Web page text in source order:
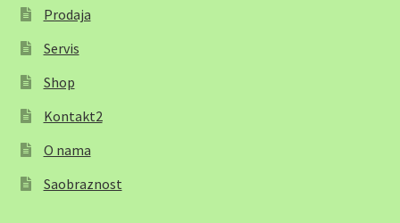
Prodaja
Servis
Shop
Kontakt2
O nama
Saobraznost